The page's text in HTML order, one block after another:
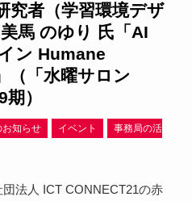
究者（学習環境デザ
馬 のゆり 氏「AI
ン Humane
「水曜サロン
）
知らせ イベント
事務局の活
団法人 ICT CONNECT21の赤